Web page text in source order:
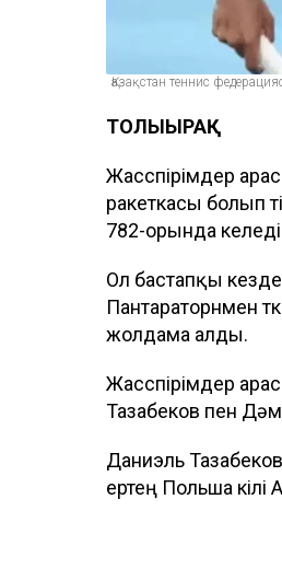
Қазақстан теннис
ТОЛЫҒЫРАҚ
Жасөспірімдер
ракеткасы болып
782-орында
Ол бастапқы
Пантараторнмен
жолдама алды.
Жасөспірімдер
Тазабеков пен
Даниэль
ертең Польша